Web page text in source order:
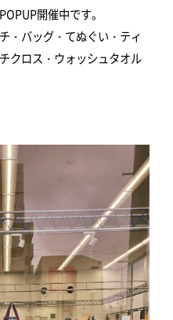
開催中です。
・バッグ・てぬぐい・ティ
クロス・ウォッシュタオル